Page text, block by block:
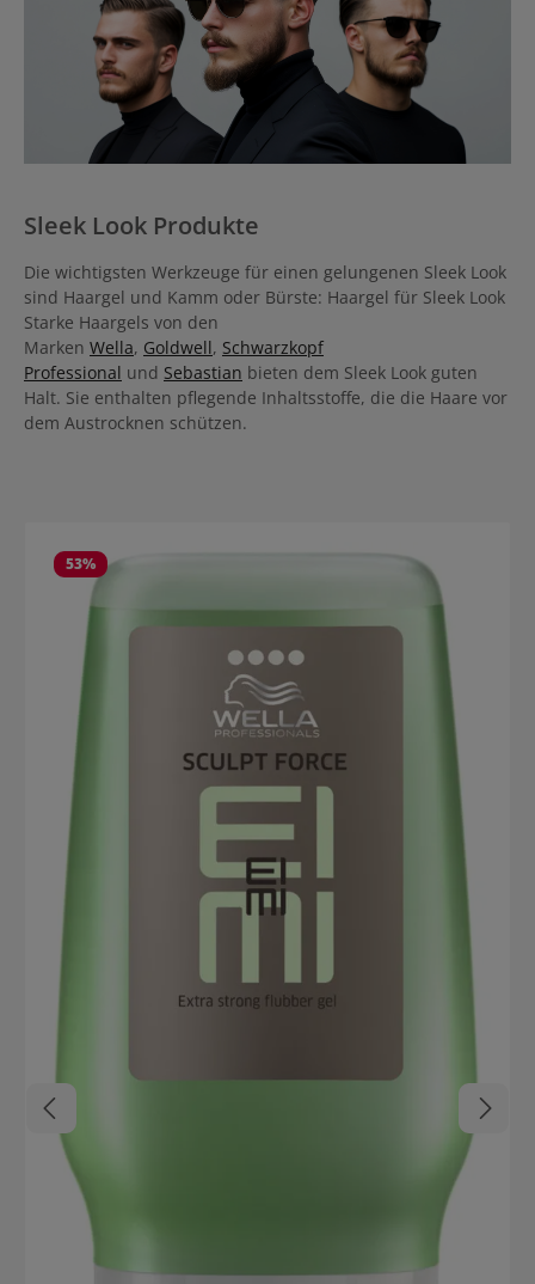
Sleek Look Produkte
Die wichtigsten Werkzeuge für einen gelungenen Sleek Look
sind Haargel und Kamm oder Bürste: Haargel für Sleek Look
Starke Haargels von den
Marken Wella, Goldwell, Schwarzkopf
Professional und Sebastian bieten dem Sleek Look guten
Halt. Sie enthalten pflegende Inhaltsstoffe, die die Haare vor
dem Austrocknen schützen.
53%